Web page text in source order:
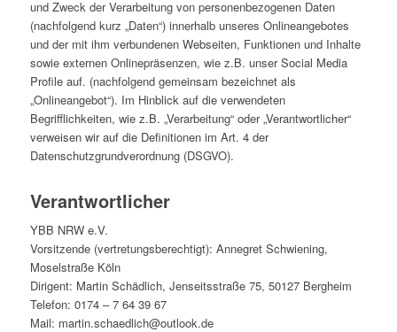
und Zweck der Verarbeitung von personenbezogenen Daten
(nachfolgend kurz „Daten“) innerhalb unseres Onlineangebotes
und der mit ihm verbundenen Webseiten, Funktionen und Inhalte
sowie externen Onlinepräsenzen, wie z.B. unser Social Media
Profile auf. (nachfolgend gemeinsam bezeichnet als
„Onlineangebot“). Im Hinblick auf die verwendeten
Begrifflichkeiten, wie z.B. „Verarbeitung“ oder „Verantwortlicher“
verweisen wir auf die Definitionen im Art. 4 der
Datenschutzgrundverordnung (DSGVO).
Verantwortlicher
YBB NRW e.V.
Vorsitzende (vertretungsberechtigt): Annegret Schwiening,
Moselstraße Köln
Dirigent: Martin Schädlich, Jenseitsstraße 75, 50127 Bergheim
Telefon: 0174 – 7 64 39 67
Mail: martin.schaedlich@outlook.de